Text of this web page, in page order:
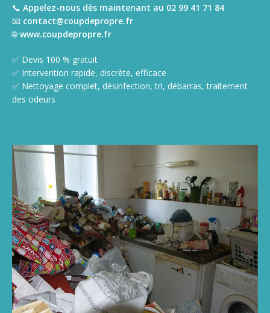
📞 Appelez-nous dès maintenant au 02 99 41 71 84
📧 contact@coupdepropre.fr
🌐www.coupdepropre.fr
✅ Devis 100 % gratuit
✅ Intervention rapide, discrète, efficace
✅ Nettoyage complet, désinfection, tri, débarras, traitement
des odeurs